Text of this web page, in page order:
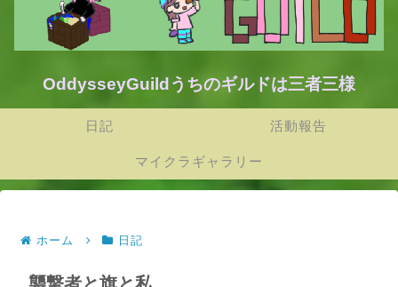
OddysseyGuildうちのギルドは三者三様
日記 活動報告
マイクラギャラリー
ホーム 日記